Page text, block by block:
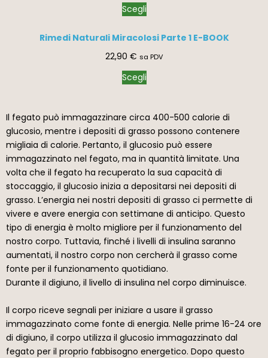
Scegli
Rimedi Naturali Miracolosi Parte 1 E-BOOK
22,90 € sa PDV
Scegli
Il fegato può immagazzinare circa 400-500 calorie di
glucosio, mentre i depositi di grasso possono contenere
migliaia di calorie. Pertanto, il glucosio può essere
immagazzinato nel fegato, ma in quantità limitate. Una
volta che il fegato ha recuperato la sua capacità di
stoccaggio, il glucosio inizia a depositarsi nei depositi di
grasso. L’energia nei nostri depositi di grasso ci permette di
vivere e avere energia con settimane di anticipo. Questo
tipo di energia è molto migliore per il funzionamento del
nostro corpo. Tuttavia, finché i livelli di insulina saranno
aumentati, il nostro corpo non cercherà il grasso come
fonte per il funzionamento quotidiano.
Durante il digiuno, il livello di insulina nel corpo diminuisce.
Il corpo riceve segnali per iniziare a usare il grasso
immagazzinato come fonte di energia. Nelle prime 16-24 ore
di digiuno, il corpo utilizza il glucosio immagazzinato dal
fegato per il proprio fabbisogno energetico. Dopo questo